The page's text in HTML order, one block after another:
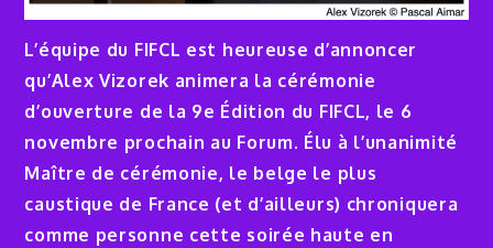
L’équipe du FIFCL est heureuse d’annoncer
qu’Alex Vizorek animera la cérémonie
d’ouverture de la 9e Édition du FIFCL, le 6
novembre prochain au Forum. Élu à l’unanimité
Maître de cérémonie, le belge le plus
caustique de France (et d’ailleurs) chroniquera
comme personne cette soirée haute en